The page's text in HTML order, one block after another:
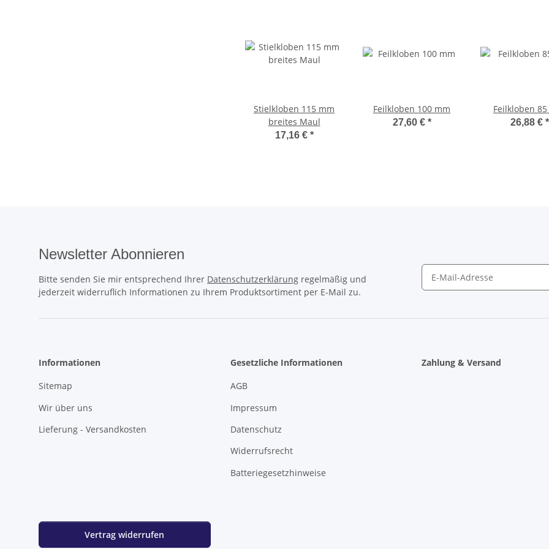
Stielkloben 115 mm
breites Maul
17,16 € *
Feilkloben 100 mm
27,60 € *
Feilkloben
26,88 € *
Newsletter Abonnieren
Bitte senden Sie mir entsprechend Ihrer Datenschutzerklärung regelmäßig und
jederzeit widerruflich Informationen zu Ihrem Produktsortiment per E-Mail zu.
Informationen
Sitemap
Wir über uns
Lieferung - Versandkosten
Gesetzliche Informationen
AGB
Impressum
Datenschutz
Widerrufsrecht
Batteriegesetzhinweise
Zahlung & Versand
Vertrag widerrufen